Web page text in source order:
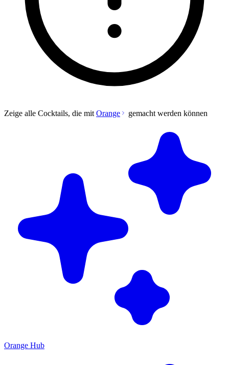
Zeige alle Cocktails, die mit Orange gemacht werden können
Orange Hub